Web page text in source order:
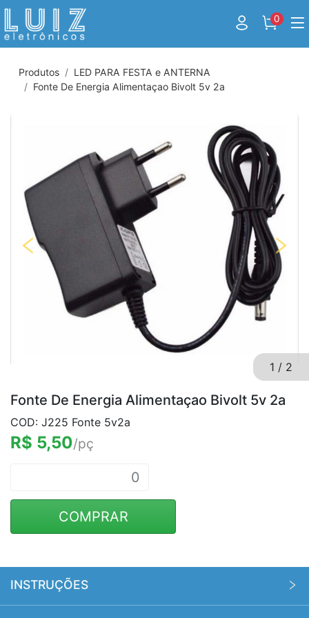
0
Produtos
LED PARA FESTA e ANTERNA
Fonte De Energia Alimentaçao Bivolt 5v 2a
1 / 2
Fonte De Energia Alimentaçao Bivolt 5v 2a
COD: J225 Fonte 5v2a
R$ 5,50/pç
COMPRAR
INSTRUÇÕES